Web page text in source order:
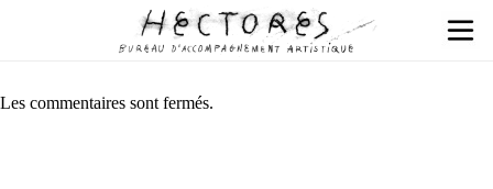
Les commentaires sont fermés.